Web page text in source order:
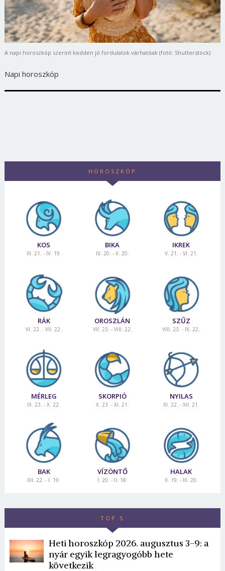
A napi horoszkóp szerint kedden jó fordulatok várhatóak (fotó: Shutterstock)
Napi horoszkóp
HOROSZKÓP
KOS
III. 21. - IV. 19.
BIKA
IV. 20. - V. 20.
IKREK
V. 21. - VI. 21.
RÁK
VI. 22. - VII. 22.
OROSZLÁN
VII. 23. - VIII. 22.
SZŰZ
VIII. 23. - IX. 22.
MÉRLEG
IX. 23. - X. 22.
SKORPIÓ
X. 23. - XI. 21.
NYILAS
XI. 22. - XII. 21.
BAK
XII. 22. - I. 19.
VÍZÖNTŐ
I. 20. - II. 18.
HALAK
II. 19. - III. 20.
TOP 5
Heti horoszkóp 2026. augusztus 3-9: a
nyár egyik legragyogóbb hete
következik